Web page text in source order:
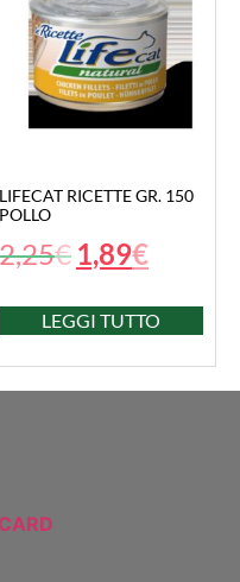
LIFECAT RICETTE GR. 150
POLLO
2,25€ 1,89€
LEGGI TUTTO